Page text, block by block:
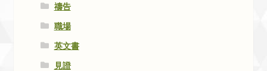
禱告
職場
英文書
見證